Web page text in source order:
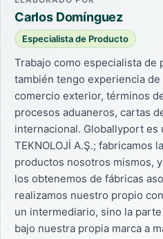
Carlos Domínguez
Especialista de Producto
Trabajo como especialista de
también tengo experiencia
comercio exterior, términos
procesos aduaneros, cartas
internacional. Globallyport es
TEKNOLOJİ A.Ş.; fabricamos
productos nosotros mismos,
los obtenemos de fábricas
realizamos nuestro propio
un intermediario, sino la
bajo nuestra propia marca a